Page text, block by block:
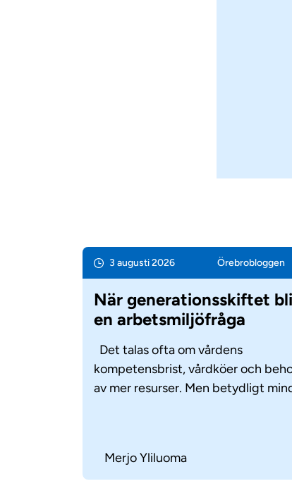
3 augusti 2026 Örebro­bloggen
När generationsskiftet
en arbetsmiljöfråga
Det talas ofta om vårdens
kompetensbrist, vårdköer och
av mer resurser. Men betydligt
Merjo Yliluoma